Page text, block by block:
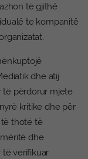
të gjithë
te kompanitë
dhe atij
të përdorur mjete
kritike dhe për
të thotë të
dhe
verifikuar